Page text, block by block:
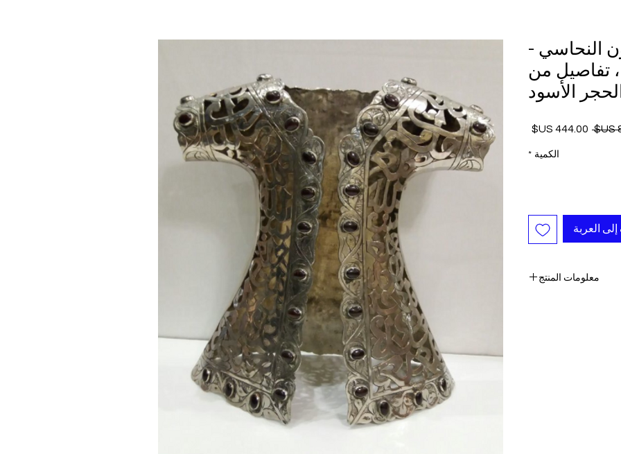
النحاسي -
بوصة) ، تفاصيل من
الحجر الأسود
سعر
سعر
الكمية *
العربة
معلومات المنتج